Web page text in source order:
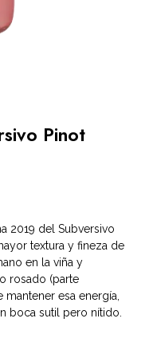
Pinot
2019 del Subversivo
textura y fineza de
en la viña y
rosado (parte
esa energía,
boca sutil pero nítido.